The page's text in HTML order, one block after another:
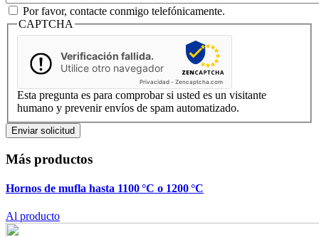
Por favor, contacte conmigo telefónicamente.
CAPTCHA
Verificación fallida.
Utilice otro navegador
Privacidad - Zencaptcha.com
Esta pregunta es para comprobar si usted es un visitante
humano y prevenir envíos de spam automatizado.
Más productos
Hornos de mufla hasta 1100 °C o 1200 °C
Al producto